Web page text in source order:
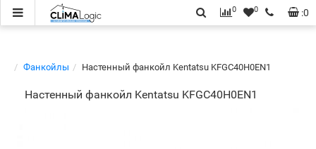
:0
0 0
Фанкойлы Настенный фанкойл Kentatsu KFGC40H0EN1
Настенный фанкойл Kentatsu KFGC40H0EN1